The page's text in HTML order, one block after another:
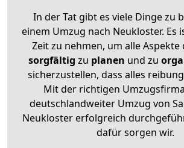
In der Tat gibt es viele Dinge zu
einem Umzug nach Neukloster. Es
Zeit zu nehmen, um alle Aspekte
sorgfältig zu planen und zu
sicherzustellen, dass alles
Mit der richtigen
deutschlandweiter Umzug von
Neukloster erfolgreich
dafür sorgen wir.